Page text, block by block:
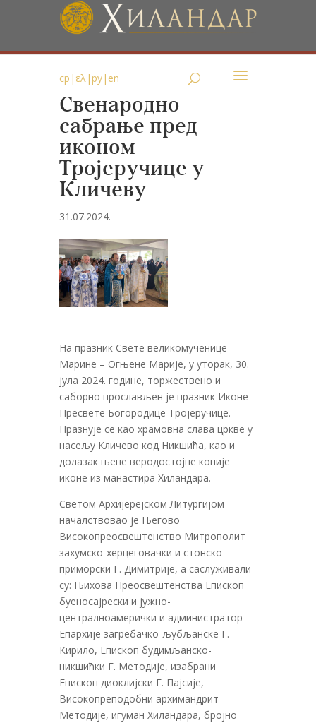
ср | ελ|ру| en
Свенародно
сабрање пред
иконом
Тројеручице у
Кличеву
31.07.2024.
На празник Свете великомученице
Марине – Огњене Марије, у уторак, 30.
јула 2024. године, торжествено и
саборно прослављен је празник Иконе
Пресвете Богородице Тројеручице.
Празнује се као храмовна слава цркве у
насељу Кличево код Никшића, као и
долазак њене веродостојне копије
иконе из манастира Хиландара.
Светом Архијерејском Литургијом
началствовао је Његово
Високопреосвештенство Митрополит
захумско-херцеговачки и стонско-
приморски Г. Димитрије, а саслуживали
су: Њихова Преосвештенства Епископ
буеносајрески и јужно-
централноамерички и администратор
Епархије загребачко-љубљанске Г.
Кирило, Епископ будимљанско-
никшићки Г. Методије, изабрани
Епископ диоклијски Г. Пајсије,
Високопреподобни архимандрит
Методије, игуман Хиландара, бројно